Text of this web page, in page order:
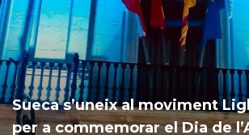
Sueca s’uneix al moviment
per a commemorar el Dia de